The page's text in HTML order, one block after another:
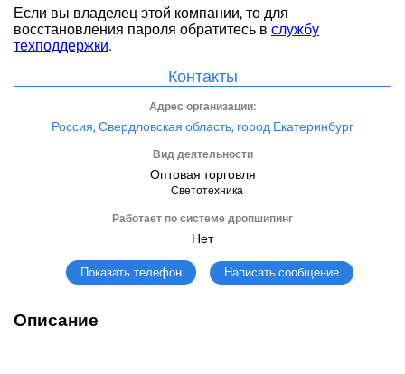
Если вы владелец этой компании, то для
восстановления пароля обратитесь в службу
техподдержки.
Контакты
Адрес организации:
Россия, Свердловская область, город Екатеринбург
Вид деятельности
Оптовая торговля
Светотехника
Работает по системе дропшипинг
Нет
Показать телефон Написать сообщение
Описание